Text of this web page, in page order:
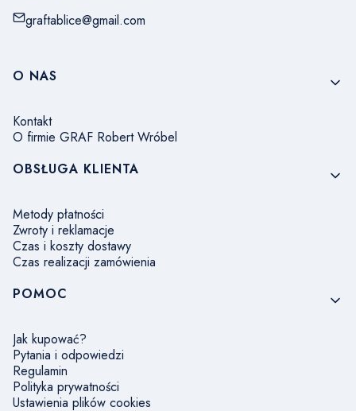
graftablice@gmail.com
Linki w stopce
O NAS
Kontakt
O firmie GRAF Robert Wróbel
OBSŁUGA KLIENTA
Metody płatności
Zwroty i reklamacje
Czas i koszty dostawy
Czas realizacji zamówienia
POMOC
Jak kupować?
Pytania i odpowiedzi
Regulamin
Polityka prywatności
Ustawienia plików cookies